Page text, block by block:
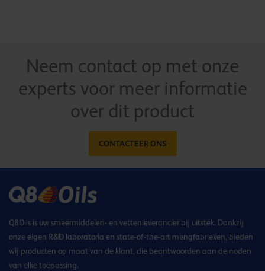
Neem contact op met onze
experts voor meer informatie
over dit product
CONTACTEER ONS
Q8Oils is uw smeermiddelen- en vettenleverancier bij uitstek. Dankzij
onze eigen R&D laboratoria en state-of-the-art mengfabrieken, bieden
wij producten op maat van de klant, die beantwoorden aan de noden
van elke toepassing.